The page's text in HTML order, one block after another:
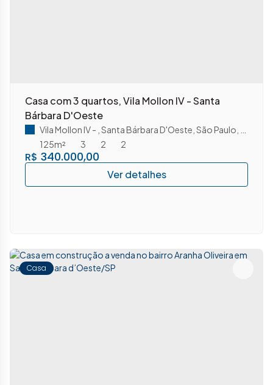
Casa com 3 quartos, Vila Mollon IV - Santa
Bárbara D'Oeste
R$ 340.000,00
Vila Mollon IV Santa Bárbara D'Oeste São Paulo
3
2
125m² 2
Casa